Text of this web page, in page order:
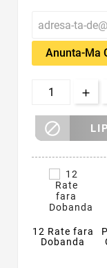
Anunta-Ma

12 Rate fara
Dobanda